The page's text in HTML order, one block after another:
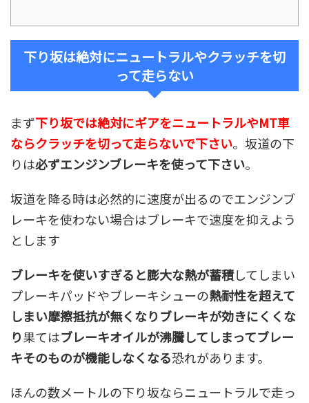
下り坂は絶対にニュートラルやクラッチを切
って走らない
まず下り坂では絶対にギアをニュートラルやMT車
ならクラッチを切って走らないで下さい。坂道の下
りは必ずエンジンブレーキを使って下さい。
坂道を降る時は必然的に速度が出るのでエンジンブ
レーキを使わない場合はブレーキで速度を抑えよう
とします
ブレーキを使いすぎると膨大な熱が蓄積してしまい
プレーキパッドやブレーキシューの熱耐性を超えて
しまい摩擦抵抗が無くなりブレーキが効きにくくな
り果てはブレーキオイルが沸騰してしまってブレー
キそのものが機能しなくなる恐れがあります。
ほんの数メートルの下り坂ならニュートラルで走っ